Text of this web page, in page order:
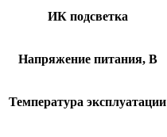
ИК подсветка
Напряжение питания, В
Температура эксплуатации